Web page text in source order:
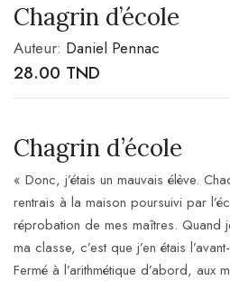
Chagrin d’école
Auteur: Daniel Pennac
28.00 TND
Chagrin d’école
« Donc, j’étais un mauvais élève.
rentrais à la maison poursuivi par
réprobation de mes maîtres. Quand
ma classe, c’est que j’en étais
Fermé à l’arithmétique d’abord, aux